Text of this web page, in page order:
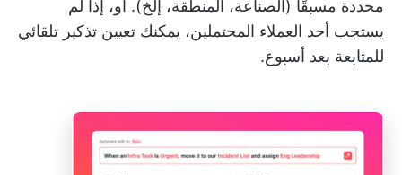
محددة مسبقًا (الصناعة، المنطقة، إلخ). أو، إذا لم
يستجب أحد العملاء المحتملين، يمكنك تعيين تذكير تلقائي
للمتابعة بعد أسبوع.